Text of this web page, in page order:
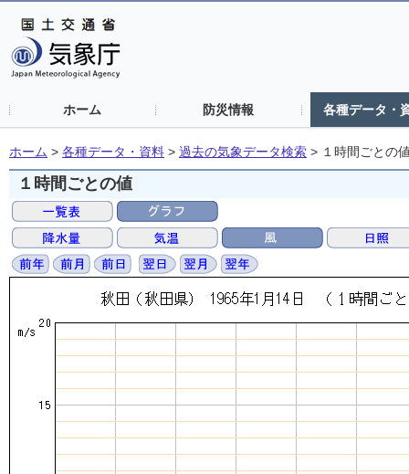
ホーム 防災情報 各種データ・
ホーム > 各種データ・資料 > 過去の気象データ検索 > １時間ごとの
１時間ごとの値